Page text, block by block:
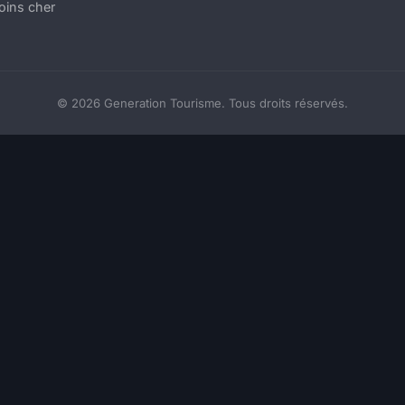
cher
© 2026 Generation Tourisme. Tous droits réservés.